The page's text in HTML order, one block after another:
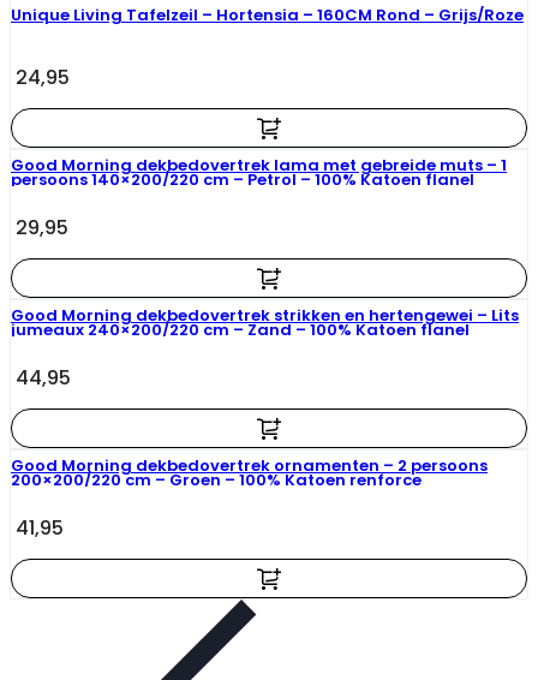
Unique Living Tafelzeil – Hortensia – 160CM Rond – Grijs/Roze
24,95
Good Morning dekbedovertrek lama met gebreide muts – 1
persoons 140×200/220 cm – Petrol – 100% Katoen flanel
29,95
Good Morning dekbedovertrek strikken en hertengewei – Lits
jumeaux 240×200/220 cm – Zand – 100% Katoen flanel
44,95
Good Morning dekbedovertrek ornamenten – 2 persoons
200×200/220 cm – Groen – 100% Katoen renforce
41,95